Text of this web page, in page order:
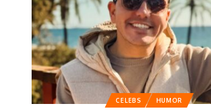
CELEBS HUMOR